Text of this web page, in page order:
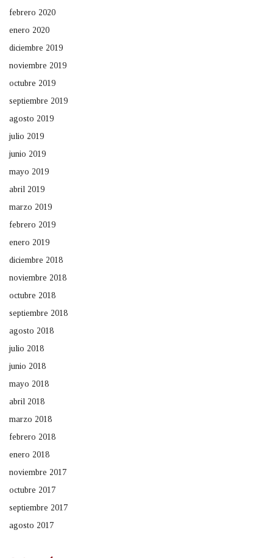
febrero 2020
enero 2020
diciembre 2019
noviembre 2019
octubre 2019
septiembre 2019
agosto 2019
julio 2019
junio 2019
mayo 2019
abril 2019
marzo 2019
febrero 2019
enero 2019
diciembre 2018
noviembre 2018
octubre 2018
septiembre 2018
agosto 2018
julio 2018
junio 2018
mayo 2018
abril 2018
marzo 2018
febrero 2018
enero 2018
noviembre 2017
octubre 2017
septiembre 2017
agosto 2017